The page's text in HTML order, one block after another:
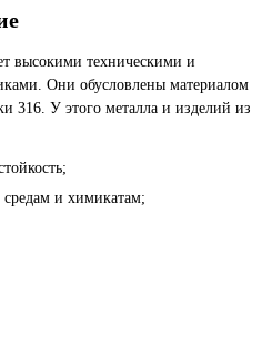
высокими техническими и
Они обусловлены материалом
316. У этого металла и изделий из
средам и химикатам;